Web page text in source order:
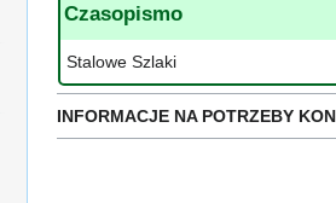
Czasopismo
Stalowe Szlaki
INFORMACJE NA POTRZEBY